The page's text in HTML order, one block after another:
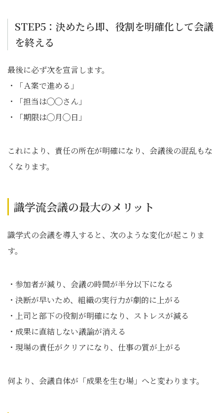
STEP5：決めたら即、役割を明確化して会議
を終える
最後に必ず次を宣言します。
・「Ａ案で進める」
・「担当は◯◯さん」
・「期限は◯月◯日」
これにより、責任の所在が明確になり、会議後の混乱もな
くなります。
識学流会議の最大のメリット
識学式の会議を導入すると、次のような変化が起こりま
す。
・参加者が減り、会議の時間が半分以下になる
・決断が早いため、組織の実行力が劇的に上がる
・上司と部下の役割が明確になり、ストレスが減る
・成果に直結しない議論が消える
・現場の責任がクリアになり、仕事の質が上がる
何より、会議自体が「成果を生む場」へと変わります。